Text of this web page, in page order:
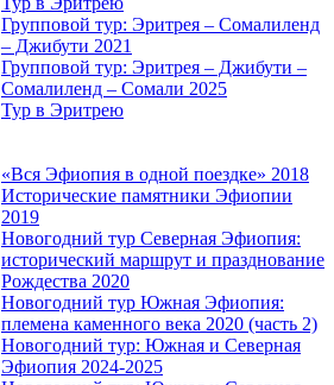
Групповой тур: Эритрея – Cомалиленд
– Джибути 2021
Групповой тур: Эритрея – Джибути –
Сомалиленд – Сомали 2025
Тур в Эритрею
«Вся Эфиопия в одной поездке» 2018
Исторические памятники Эфиопии
2019
Новогодний тур Северная Эфиопия:
исторический маршрут и празднование
Рождества 2020
Новогодний тур Южная Эфиопия:
племена каменного века 2020 (часть 2)
Новогодний тур: Южная и Северная
Эфиопия 2024-2025